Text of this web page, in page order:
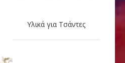
Υλικά για Τσάντες